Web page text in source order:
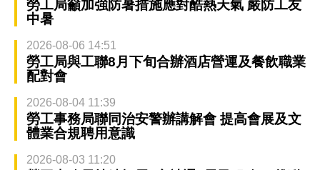
勞工局籲加強防暑措施應對酷熱天氣 嚴防工友
中暑
2026-08-06 14:51
勞工局與工聯8月下旬合辦酒店營運及餐飲職業
配對會
2026-08-04 11:39
勞工事務局聯同治安警辦講解會 提高會展及文
體業合規聘用意識
2026-08-03 11:20